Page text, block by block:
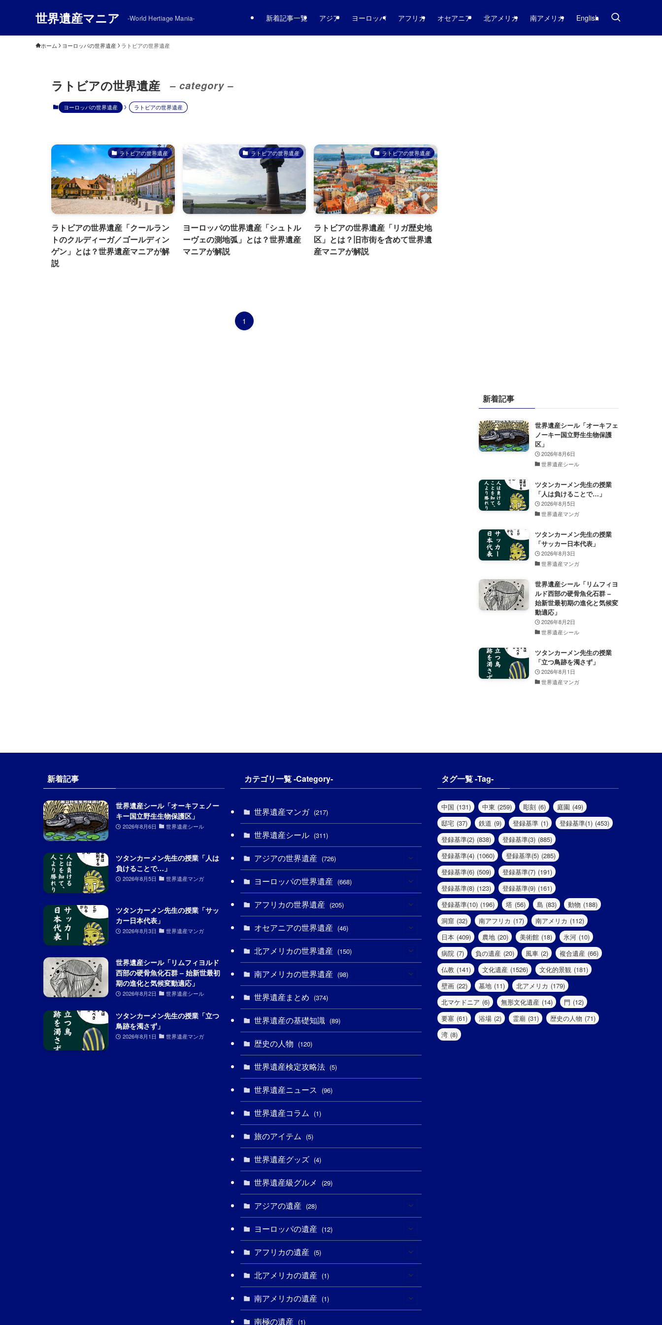
世界遺産マニア -World Hertiage Mania- 新着記事一覧 アジア ヨーロッパ アフリカ オセアニア 北アメリカ 南アメリカ English
ホーム ヨーロッパの世界遺産 ラトビアの世界遺産
ラトビアの世界遺産 – category –
ヨーロッパの世界遺産 ラトビアの世界遺産
ラトビアの世界遺産
ラトビアの世界遺産「クールラン
トのクルディーガ／ゴールディン
ゲン」とは？世界遺産マニアが解
説
ラトビアの世界遺産
ヨーロッパの世界遺産「シュトル
ーヴェの測地弧」とは？世界遺産
マニアが解説
ラトビアの世界遺産
ラトビアの世界遺産「リガ歴史地
区」とは？旧市街を含めて世界遺
産マニアが解説
1
新着記事
世界遺産シール「オーキフェ
ノーキー国立野生生物保護
区」
2026年8月6日
世界遺産シール
ツタンカーメン先生の授業
「人は負けることで…」
2026年8月5日
世界遺産マンガ
ツタンカーメン先生の授業
「サッカー日本代表」
2026年8月3日
世界遺産マンガ
世界遺産シール「リムフィヨ
ルド西部の硬骨魚化石群 –
始新世最初期の進化と気候変
動適応」
2026年8月2日
世界遺産シール
ツタンカーメン先生の授業
「立つ鳥跡を濁さず」
2026年8月1日
世界遺産マンガ
新着記事
世界遺産シール「オーキフェノー
キー国立野生生物保護区」
2026年8月6日 世界遺産シール
ツタンカーメン先生の授業「人は
負けることで…」
2026年8月5日 世界遺産マンガ
ツタンカーメン先生の授業「サッ
カー日本代表」
2026年8月3日 世界遺産マンガ
世界遺産シール「リムフィヨルド
西部の硬骨魚化石群 – 始新世最初
期の進化と気候変動適応」
2026年8月2日 世界遺産シール
ツタンカーメン先生の授業「立つ
鳥跡を濁さず」
2026年8月1日 世界遺産マンガ
カテゴリ一覧 -Category-
世界遺産マンガ (217)
世界遺産シール (311)
アジアの世界遺産 (726)
(6)
(3)
(10)
(10)
(32)
(49)
(5)
(6)
(14)
(18)
(3)
(7)
ヨーロッパの世界遺産 (668)
(4)
(3)
(6)
(1)
(43)
(109)
(4)
(20)
(13)
(3)
(13)
(2)
(5)
(16)
(62)
アフリカの世界遺産 (205)
(8)
(1)
(32)
(13)
(2)
(2)
(2)
(2)
(1)
(9)
(5)
(2)
(2)
オセアニアの世界遺産 (46)
(25)
(6)
(1)
(1)
(1)
(1)
北アメリカの世界遺産 (150)
(31)
(27)
(10)
(5)
(1)
(1)
(7)
(2)
南アメリカの世界遺産 (98)
(4)
(9)
(3)
(8)
(27)
(5)
(19)
(8)
世界遺産まとめ (374)
世界遺産の基礎知識 (89)
歴史の人物 (120)
世界遺産検定攻略法 (5)
世界遺産ニュース (96)
世界遺産コラム (1)
旅のアイテム (5)
世界遺産グッズ (4)
世界遺産級グルメ (29)
アジアの遺産 (28)
(1)
(1)
ヨーロッパの遺産 (12)
(2)
(1)
(1)
アフリカの遺産 (5)
(3)
北アメリカの遺産 (1)
(1)
(1)
南アメリカの遺産 (1)
(1)
南極の遺産 (1)
タグ一覧 -Tag-
中国 (131) 中東 (259) 彫刻 (6) 庭園 (49)
邸宅 (37) 鉄道 (9) 登録基準 (1) 登録基準(1) (453)
登録基準(2) (838) 登録基準(3) (885)
登録基準(4) (1060) 登録基準(5) (285)
登録基準(6) (509) 登録基準(7) (191)
登録基準(8) (123) 登録基準(9) (161)
登録基準(10) (196) 塔 (56) 島 (83) 動物 (188)
洞窟 (32) 南アフリカ (17) 南アメリカ (112)
日本 (409) 農地 (20) 美術館 (18) 氷河 (10)
病院 (7) 負の遺産 (20) 風車 (2) 複合遺産 (66)
仏教 (141) 文化遺産 (1526) 文化的景観 (181)
壁画 (22) 墓地 (11) 北アメリカ (179)
北マケドニア (6) 無形文化遺産 (14) 門 (12)
要塞 (61) 浴場 (2) 霊廟 (31) 歴史の人物 (71)
湾 (8)